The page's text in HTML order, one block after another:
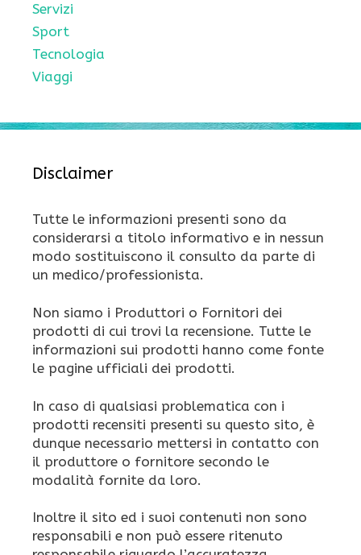
Servizi
Sport
Tecnologia
Viaggi
Disclaimer
Tutte le informazioni presenti sono da
considerarsi a titolo informativo e in nessun
modo sostituiscono il consulto da parte di
un medico/professionista.
Non siamo i Produttori o Fornitori dei
prodotti di cui trovi la recensione. Tutte le
informazioni sui prodotti hanno come fonte
le pagine ufficiali dei prodotti.
In caso di qualsiasi problematica con i
prodotti recensiti presenti su questo sito, è
dunque necessario mettersi in contatto con
il produttore o fornitore secondo le
modalità fornite da loro.
Inoltre il sito ed i suoi contenuti non sono
responsabili e non può essere ritenuto